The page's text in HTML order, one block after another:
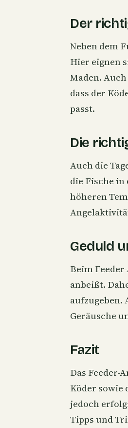
Der
Neben dem
Hier eignen
Maden.
dass der
passt.
Die
Auch die
die Fische
höheren
Geduld
Beim
anbeißt.
aufzugeben.
Geräusche
Fazit
Das Feeder-
Köder sowie
jedoch
Tipps und